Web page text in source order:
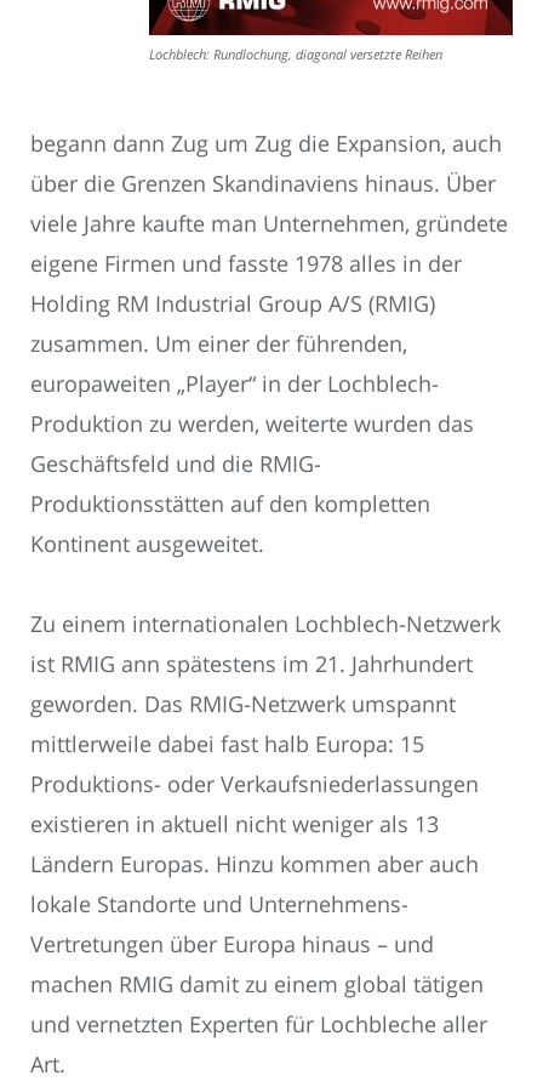
Lochblech: Rundlochung, diagonal versetzte Reihen
begann dann Zug um Zug die Expansion, auch
über die Grenzen Skandinaviens hinaus. Über
viele Jahre kaufte man Unternehmen, gründete
eigene Firmen und fasste 1978 alles in der
Holding RM Industrial Group A/S (RMIG)
zusammen. Um einer der führenden,
europaweiten „Player“ in der Lochblech-
Produktion zu werden, weiterte wurden das
Geschäftsfeld und die RMIG-
Produktionsstätten auf den kompletten
Kontinent ausgeweitet.
Zu einem internationalen Lochblech-Netzwerk
ist RMIG ann spätestens im 21. Jahrhundert
geworden. Das RMIG-Netzwerk umspannt
mittlerweile dabei fast halb Europa: 15
Produktions- oder Verkaufsniederlassungen
existieren in aktuell nicht weniger als 13
Ländern Europas. Hinzu kommen aber auch
lokale Standorte und Unternehmens-
Vertretungen über Europa hinaus – und
machen RMIG damit zu einem global tätigen
und vernetzten Experten für Lochbleche aller
Art.